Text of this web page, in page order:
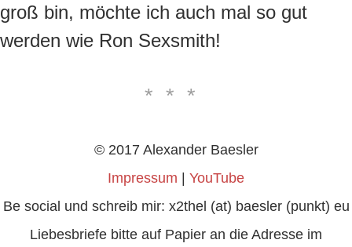
groß bin, möchte ich auch mal so gut
werden wie Ron Sexsmith!
***
© 2017 Alexander Baesler
Impressum
YouTube
Be social und schreib mir: x2thel (at) baesler (punkt) eu
Liebesbriefe bitte auf Papier an die Adresse im